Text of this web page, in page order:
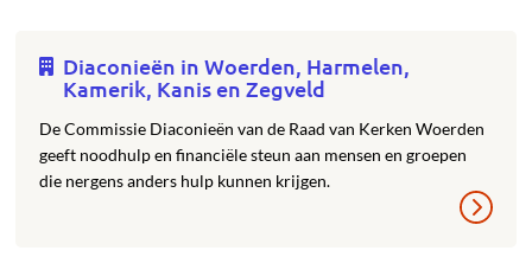
Diaconieën in Woerden, Harmelen,
Kamerik, Kanis en Zegveld
De Commissie Diaconieën van de Raad van Kerken Woerden
geeft noodhulp en financiële steun aan mensen en groepen
die nergens anders hulp kunnen krijgen.